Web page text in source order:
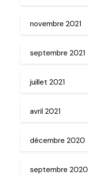
novembre 2021
septembre 2021
juillet 2021
avril 2021
décembre 2020
septembre 2020